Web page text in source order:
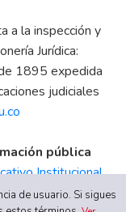
a la inspección y
Jurídica:
1895 expedida
judiciales
pública
Institucional
|Régimen
de usuario. Si sigues